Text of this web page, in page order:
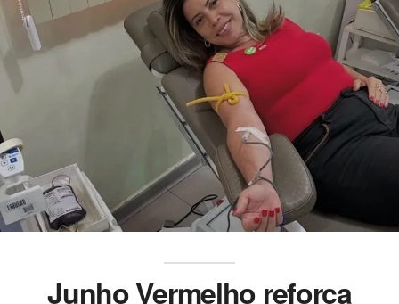
Junho Vermelho reforça